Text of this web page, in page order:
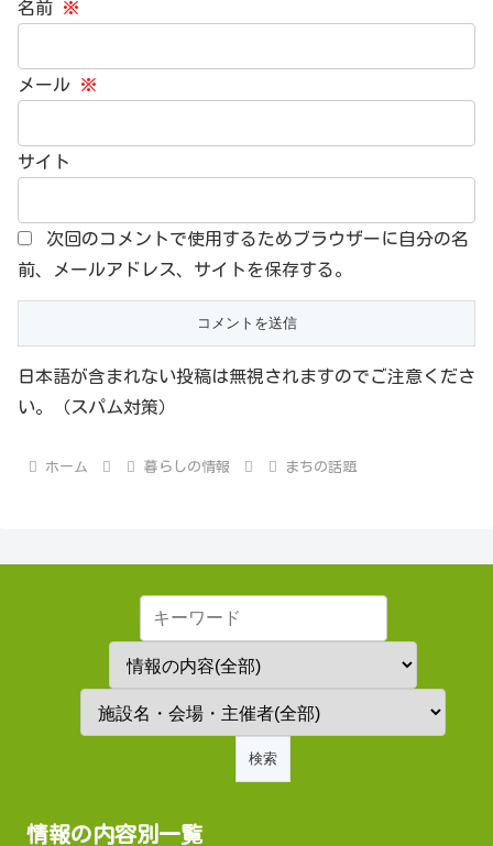
名前 ※
メール ※
サイト
次回のコメントで使用するためブラウザーに自分の名
前、メールアドレス、サイトを保存する。
日本語が含まれない投稿は無視されますのでご注意くださ
い。（スパム対策）
ホーム 暮らしの情報 まちの話題
情報の内容別一覧